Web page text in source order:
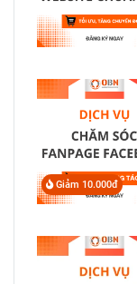
Giảm 10.000đ